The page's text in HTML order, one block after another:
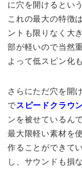
に穴を開けるとい
これの最大の特徴
ントも限りなく大
部が軽いので当然
よって低スピン化
さらにただ穴を開
でスピードクラウ
ンを被せているんで
最大限軽い素材を
作ることができて
し、サウンドも損